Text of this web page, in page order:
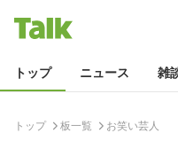
トップ ニュース 雑
トップ 板一覧 お笑い芸人